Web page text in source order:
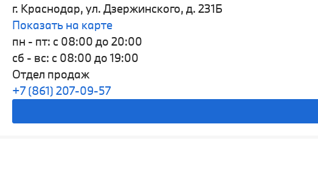
г. Краснодар, ул. Дзержинского, д. 231Б
Показать на карте
пн - пт: с 08:00 до 20:00
сб - вс: с 08:00 до 19:00
Отдел продаж
+7 (861) 207-09-57